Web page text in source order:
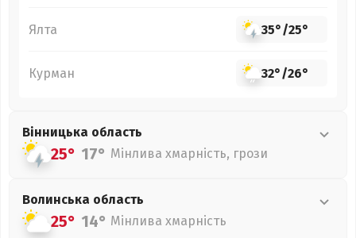
Ялта 35°/25°
Курман 32°/26°
Вінницька область
25° 17° Мінлива хмарність, грози
Волинська область
25° 14° Мінлива хмарність